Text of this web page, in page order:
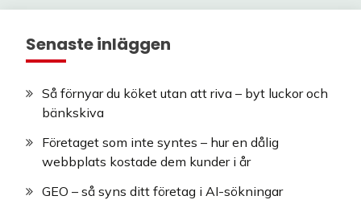
Senaste inläggen
Så förnyar du köket utan att riva – byt luckor och
bänkskiva
Företaget som inte syntes – hur en dålig
webbplats kostade dem kunder i år
GEO – så syns ditt företag i AI-sökningar